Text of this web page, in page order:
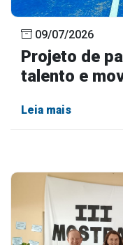
09/07/2026
Projeto de
talento e
Leia mais